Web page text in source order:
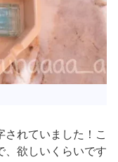
れていました！こ
、欲しいくらいです